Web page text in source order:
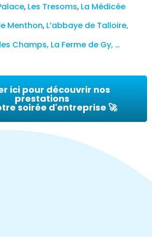
, Les Tresoms, La Médicée
Menthon, L’abbaye de Talloire,
Champs, La Ferme de Gy, …
ici pour découvrir nos
prestations
soirée d'entreprise 🚀